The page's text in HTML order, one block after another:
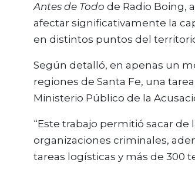
Antes de Todo de Radio Boing,
afectar significativamente la
en distintos puntos del
Según detalló, en apenas un
regiones de Santa Fe, una
Ministerio Público de la
“Este trabajo permitió sacar
organizaciones criminales,
tareas logísticas y más de 300